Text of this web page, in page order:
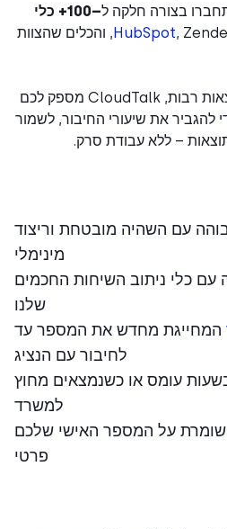
בצורה חלקה ל–100+ כלי
HubSpot, Zendesk, והכלים שהצוות
אם אתם מבצעים שיחות יוצאות רבות, CloudTalk מספק לכם
את שיעורי החיבור, לשמור
– ללא עבודת סרק.
עם השהיה מובטחת וריצוד
מינימלי
ניתוב השיחות החכמים
שלנו
מחדש את המספר עד
לחיבור עם הנציג
עומס או כשנמצאים מחוץ
למשרד
על המספר האישי שלכם
פרטי